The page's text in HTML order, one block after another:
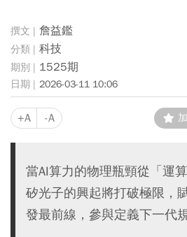
詹益鑑
科技
1525期
2026-03-11 10:06
+A -A
當AI算力的物理瓶頸從「運
矽光子的興起將打破極限，
發最前線，參與定義下一代